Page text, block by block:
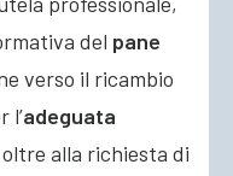
del pane
verso il ricambio
l’adeguata
alla richiesta di